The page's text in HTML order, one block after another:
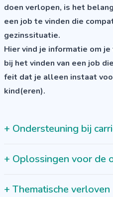
doen verlopen, is het
een job te vinden die
gezinssituatie.
Hier vind je informatie om
bij het vinden van een job
feit dat je alleen instaat
kind(eren).
+ Ondersteuning bij
+ Oplossingen voor de
+ Thematische verloven